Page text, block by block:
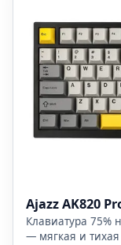
Ajazz AK820
Клавиатура 75%
— мягкая и тихая